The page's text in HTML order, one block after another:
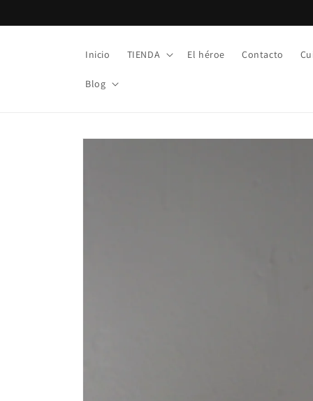
al contenido
Inicio TIENDA El héroe Contacto
Blog
directamente